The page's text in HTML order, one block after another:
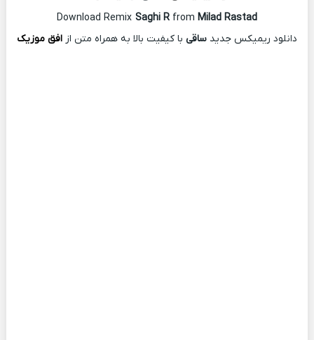
Download Remix Saghi R from Milad Rastad
دانلود ریمیکس جدید ساقی با کیفیت بالا به همراه متن از افق موزیک